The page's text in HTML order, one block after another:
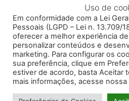
POLÍTICA DE PRIVACIDADE
ACESSIBILIDADE
Uso de
Em conformidade com a Lei
Pessoais (LGPD – Lei n. 13.709/
oferecer a melhor experiência
personalizar conteúdos e
marketing. Para configurar os
sua preferência, clique em
estiver de acordo, basta Aceitar
mais informações, acesse nossa